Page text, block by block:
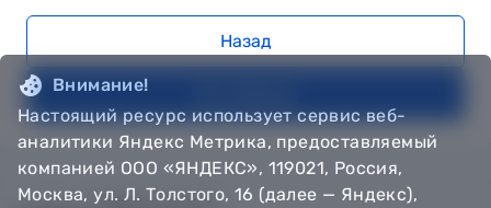
Назад
Внимание!
Настоящий ресурс использует сервис веб-
аналитики Яндекс Метрика, предоставляемый
компанией ООО «ЯНДЕКС», 119021, Россия,
Москва, ул. Л. Толстого, 16 (далее — Яндекс),